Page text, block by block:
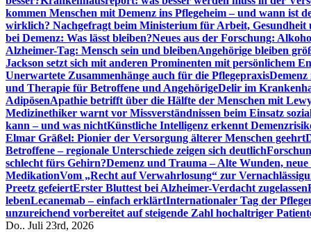
kommen Menschen mit Demenz ins Pflegeheim – und wann ist
wirklich? Nachgefragt beim Ministerium für Arbeit, Gesundheit
bei Demenz: Was lässt bleiben?Neues aus der Forschung:
Alzheimer-Tag: Mensch sein und bleibenAngehörige bleiben
Jackson setzt sich mit anderen Prominenten mit persönlichem
Unerwartete Zusammenhänge auch für die Pflegepraxis
und Therapie für Betroffene und AngehörigeDelir im
AdipösenApathie betrifft über die Hälfte der Menschen mit
Medizinethiker warnt vor Missverständnissen beim Einsatz
kann – und was nichtKünstliche Intelligenz erkennt
Elmar Gräßel: Pionier der Versorgung älterer Menschen geehrt
Betroffene – regionale Unterschiede zeigen sich deutlich
schlecht fürs Gehirn?Demenz und Trauma – Alte Wunden,
MedikationVom „Recht auf Verwahrlosung“ zur
Preetz gefeiertErster Bluttest bei Alzheimer-Verdacht zugelassen
lebenLecanemab – einfach erklärtInternationaler Tag der
unzureichend vorbereitet auf steigende Zahl hochaltriger
Do.. Juli 23rd, 2026